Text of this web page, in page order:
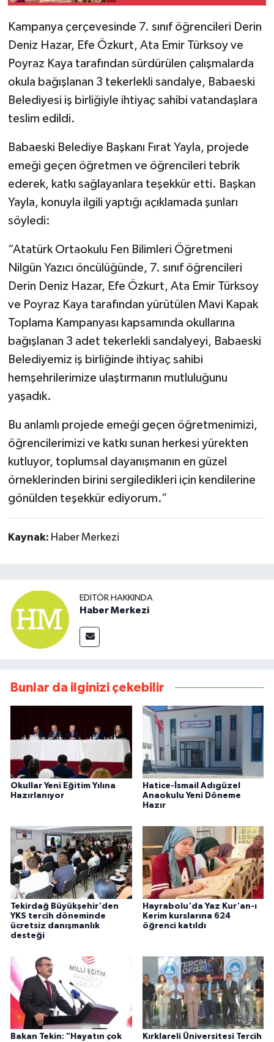
Kampanya çerçevesinde 7. sınıf öğrencileri Derin
Deniz Hazar, Efe Özkurt, Ata Emir Türksoy ve
Poyraz Kaya tarafından sürdürülen çalışmalarda
okula bağışlanan 3 tekerlekli sandalye, Babaeski
Belediyesi iş birliğiyle ihtiyaç sahibi vatandaşlara
teslim edildi.
Babaeski Belediye Başkanı Fırat Yayla, projede
emeği geçen öğretmen ve öğrencileri tebrik
ederek, katkı sağlayanlara teşekkür etti. Başkan
Yayla, konuyla ilgili yaptığı açıklamada şunları
söyledi:
“Atatürk Ortaokulu Fen Bilimleri Öğretmeni
Nilgün Yazıcı öncülüğünde, 7. sınıf öğrencileri
Derin Deniz Hazar, Efe Özkurt, Ata Emir Türksoy
ve Poyraz Kaya tarafından yürütülen Mavi Kapak
Toplama Kampanyası kapsamında okullarına
bağışlanan 3 adet tekerlekli sandalyeyi, Babaeski
Belediyemiz iş birliğinde ihtiyaç sahibi
hemşehrilerimize ulaştırmanın mutluluğunu
yaşadık.
Bu anlamlı projede emeği geçen öğretmenimizi,
öğrencilerimizi ve katkı sunan herkesi yürekten
kutluyor, toplumsal dayanışmanın en güzel
örneklerinden birini sergiledikleri için kendilerine
gönülden teşekkür ediyorum.”
Kaynak: Haber Merkezi
EDITÖR HAKKINDA
Haber Merkezi
Bunlar da ilginizi çekebilir
Okullar Yeni Eğitim Yılına
Hazırlanıyor
Hatice-İsmail Adıgüzel
Anaokulu Yeni Döneme
Hazır
Tekirdağ Büyükşehir'den
YKS tercih döneminde
ücretsiz danışmanlık
desteği
Hayrabolu'da Yaz Kur'an-ı
Kerim kurslarına 624
öğrenci katıldı
Bakan Tekin: "Hayatın çok
Kırklareli Üniversitesi Tercih